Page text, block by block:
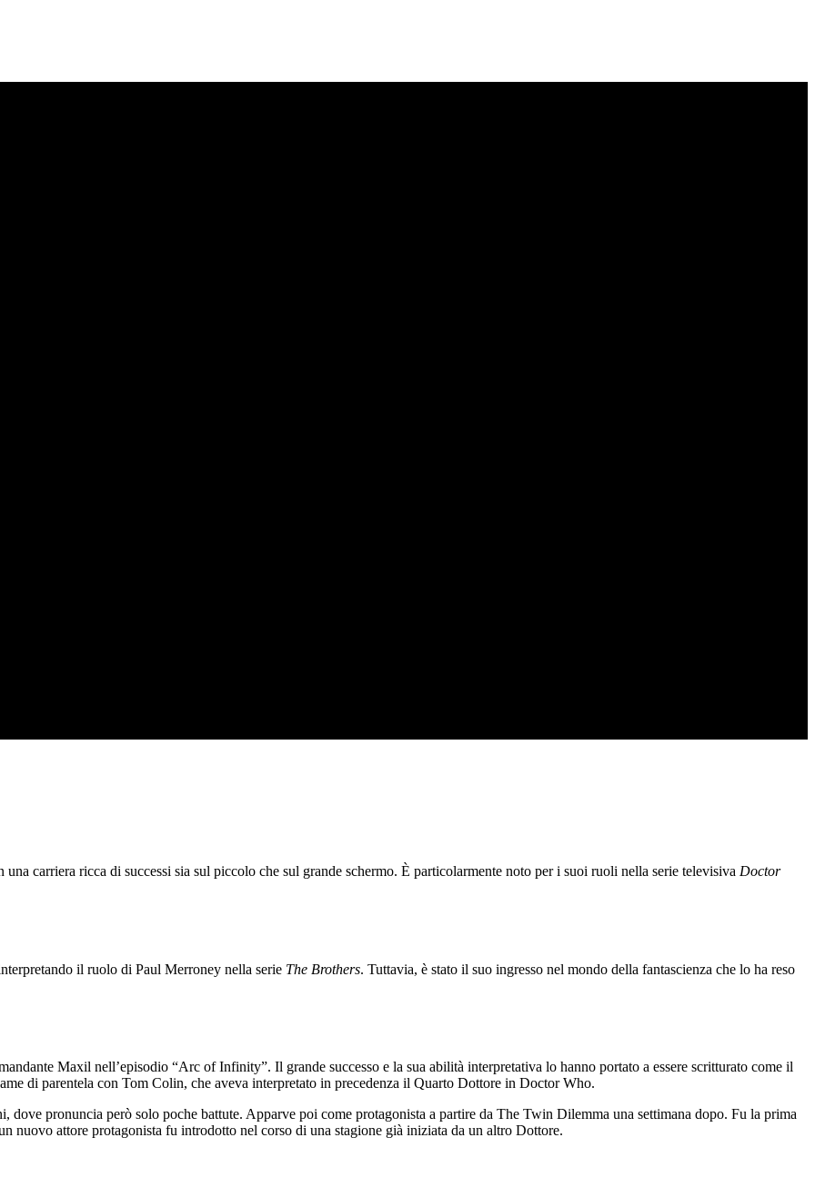
carriera ricca di successi sia sul piccolo che sul grande schermo. È particolarmente noto per i suoi ruoli nella serie televisiva Doctor
il ruolo di Paul Merroney nella serie The Brothers. Tuttavia, è stato il suo ingresso nel mondo della fantascienza che lo ha reso
Maxil nell’episodio “Arc of Infinity”. Il grande successo e la sua abilità interpretativa lo hanno portato a essere scritturato come il
di parentela con Tom Colin, che aveva interpretato in precedenza il Quarto Dottore in Doctor Who.
pronuncia però solo poche battute. Apparve poi come protagonista a partire da The Twin Dilemma una settimana dopo. Fu la prima
nuovo attore protagonista fu introdotto nel corso di una stagione già iniziata da un altro Dottore.